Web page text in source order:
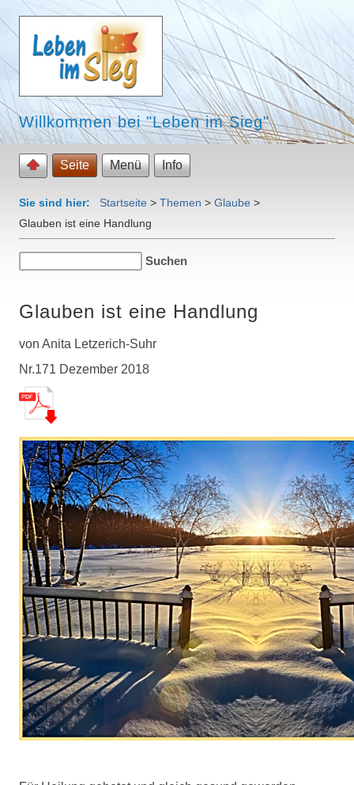
Willkommen bei "Leben im Sieg"
Seite Menü Info
Sie sind hier: Startseite > Themen > Glaube >
Glauben ist eine Handlung
Glauben ist eine Handlung
von Anita Letzerich-Suhr
Nr.171 Dezember 2018